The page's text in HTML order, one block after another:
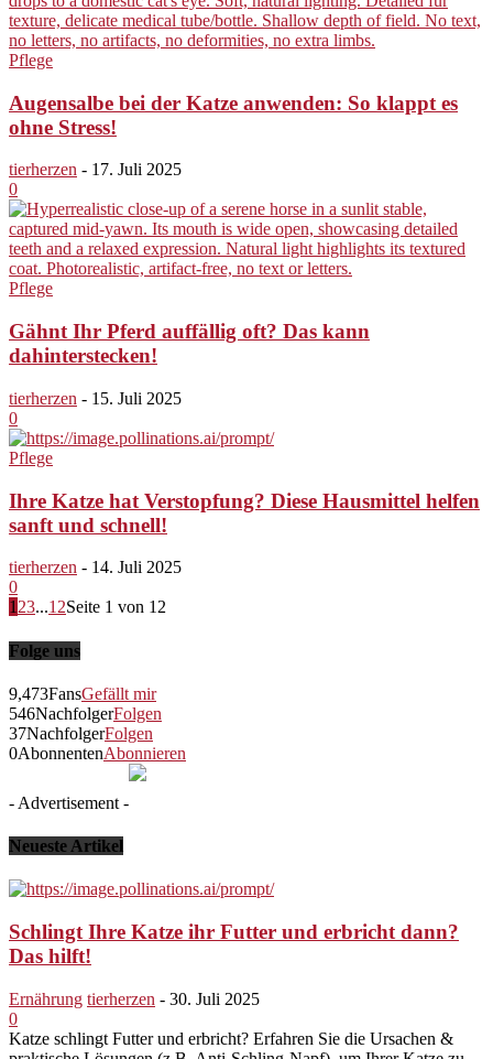
Pflege
Augensalbe bei der Katze anwenden: So klappt es
ohne Stress!
tierherzen - 17. Juli 2025
0
Pflege
Gähnt Ihr Pferd auffällig oft? Das kann
dahinterstecken!
tierherzen - 15. Juli 2025
0
Pflege
Ihre Katze hat Verstopfung? Diese Hausmittel helfen
sanft und schnell!
tierherzen - 14. Juli 2025
0
1 23...12Seite 1 von 12
Folge uns
9,473FansGefällt mir
546NachfolgerFolgen
37NachfolgerFolgen
0AbonnentenAbonnieren
- Advertisement -
Neueste Artikel
Schlingt Ihre Katze ihr Futter und erbricht dann?
Das hilft!
Ernährung tierherzen - 30. Juli 2025
0
Katze schlingt Futter und erbricht? Erfahren Sie die Ursachen &